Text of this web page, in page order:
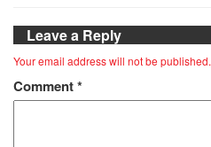
Leave a Reply
Your email address will not be published.
Comment*